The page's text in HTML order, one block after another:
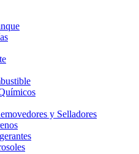
y Selladores